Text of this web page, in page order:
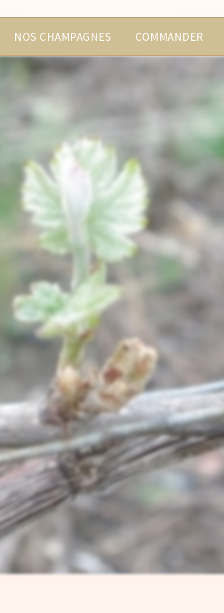
NOS CHAMPAGNES COMMANDER